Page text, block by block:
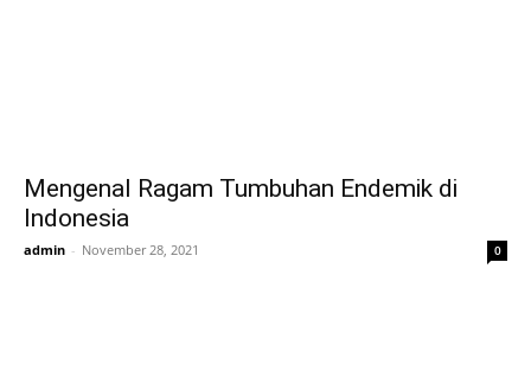
Mengenal Ragam Tumbuhan Endemik di
Indonesia
admin - November 28, 2021 0